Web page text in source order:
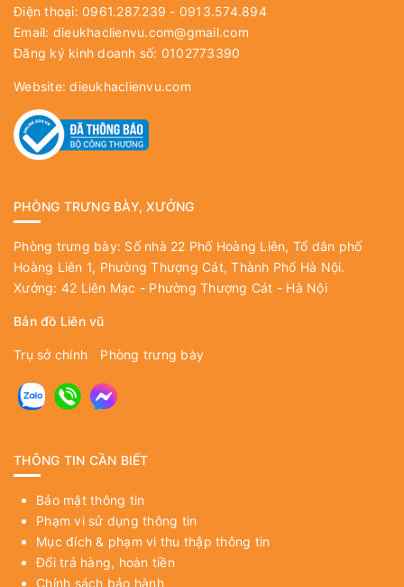
Điện thoại: 0961.287.239 - 0913.574.894
Email: dieukhaclienvu.com@gmail.com
Đăng ký kinh doanh số: 0102773390
Website:dieukhaclienvu.com
PHÒNG TRƯNG BÀY, XƯỞNG
Phòng trưng bày: Số nhà 22 Phố Hoàng Liên, Tổ dân phố
Hoàng Liên 1, Phường Thượng Cát, Thành Phố Hà Nội.
Xưởng: 42 Liên Mạc - Phường Thượng Cát - Hà Nội
Bản đồ Liên vũ
Trụ sở chính Phòng trưng bày
THÔNG TIN CẦN BIẾT
Bảo mật thông tin
Phạm vi sử dụng thông tin
Mục đích & phạm vi thu thập thông tin
Đổi trả hàng, hoàn tiền
Chính sách bảo hành